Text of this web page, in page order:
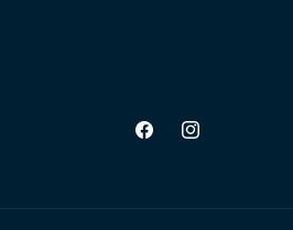
FacebookInstagram